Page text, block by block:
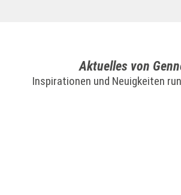
Aktuelles von
Inspirationen und Neuigkeiten